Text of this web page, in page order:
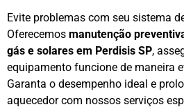
Evite problemas com seu sistema
Oferecemos manutenção
gás e solares em Perdisis SP,
equipamento funcione de maneira
Garanta o desempenho ideal e
aquecedor com nossos serviços